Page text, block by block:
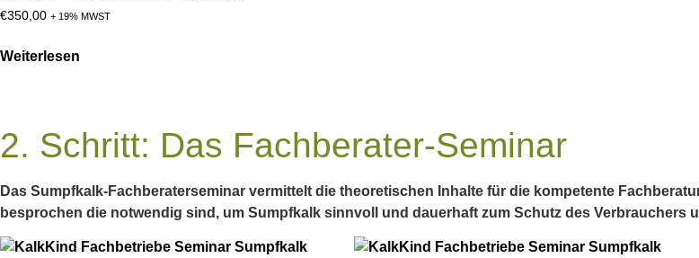
€350,00 + 19% MWST
Weiterlesen
2. Schritt: Das Fachberater-Seminar
Das Sumpfkalk-Fachberaterseminar vermittelt die theoretischen Inhalte für die kompetente
besprochen die notwendig sind, um Sumpfkalk sinnvoll und dauerhaft zum Schutz des Verbrauchers